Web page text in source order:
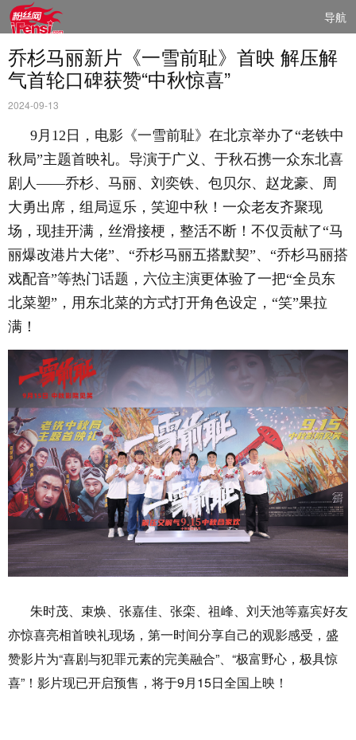
导航
乔杉马丽新片《一雪前耻》首映 解压解
气首轮口碑获赞“中秋惊喜”
2024-09-13
9月12日，电影《一雪前耻》在北京举办了“老铁中
秋局”主题首映礼。导演于广义、于秋石携一众东北喜
剧人——乔杉、马丽、刘奕铁、包贝尔、赵龙豪、周
大勇出席，组局逗乐，笑迎中秋！一众老友齐聚现
场，现挂开满，丝滑接梗，整活不断！不仅贡献了“马
丽爆改港片大佬”、“乔杉马丽五搭默契”、“乔杉马丽搭
戏配音”等热门话题，六位主演更体验了一把“全员东
北菜塑”，用东北菜的方式打开角色设定，“笑”果拉
满！
朱时茂、束焕、张嘉佳、张栾、祖峰、刘天池等嘉宾好友
亦惊喜亮相首映礼现场，第一时间分享自己的观影感受，盛
赞影片为“喜剧与犯罪元素的完美融合”、“极富野心，极具惊
喜”！影片现已开启预售，将于9月15日全国上映！